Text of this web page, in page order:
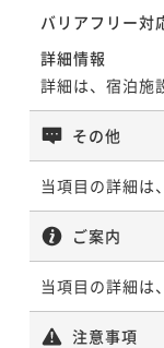
き）
ポイントアップ
【キャッシュレ
でお得プラン（
素泊まり 現地決済可
徒歩4分
朝食付き 現地決済可
ポイントアップ
【キャッシュレ
クアウトプラン
朝食付き 現地決済可
バリアフリー対
詳細情報
詳細は、宿泊施
その他
当項目の詳細は
ご案内
当項目の詳細は
注意事項